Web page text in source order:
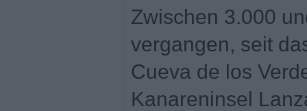
Zwischen 3.000
vergangen, seit
Cueva de los
Kanareninsel